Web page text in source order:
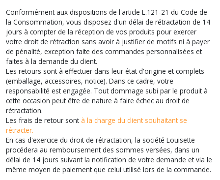
Conformément aux dispositions de l'article L.121-21 du Code de
la Consommation, vous disposez d'un délai de rétractation de 14
jours à compter de la réception de vos produits pour exercer
votre droit de rétraction sans avoir à justifier de motifs ni à payer
de pénalité, exception faite des commandes personnalisées et
faites à la demande du client.
Les retours sont à effectuer dans leur état d'origine et complets
(emballage, accessoires, notice). Dans ce cadre, votre
responsabilité est engagée. Tout dommage subi par le produit à
cette occasion peut être de nature à faire échec au droit de
rétractation.
Les frais de retour sontà la charge du client souhaitant se
rétracter.
En cas d'exercice du droit de rétractation, la société Louisette
procédera au remboursement des sommes versées, dans un
délai de 14 jours suivant la notification de votre demande et via le
même moyen de paiement que celui utilisé lors de la commande.